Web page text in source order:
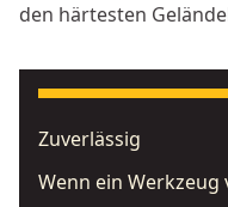
den härtesten
Zuverlässig
Wenn ein